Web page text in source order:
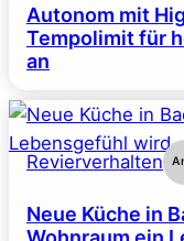
Autonom mit
Tempolimit für
an
Revierverhalten
Neue Küche in